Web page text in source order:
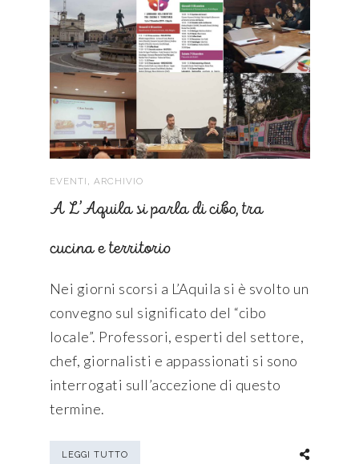
EVENTI ARCHIVIO
A L’Aquila si parla di cibo, tra
cucina e territorio
Nei giorni scorsi a L’Aquila si è svolto un
convegno sul significato del “cibo
locale”. Professori, esperti del settore,
chef, giornalisti e appassionati si sono
interrogati sull’accezione di questo
termine.
LEGGI TUTTO